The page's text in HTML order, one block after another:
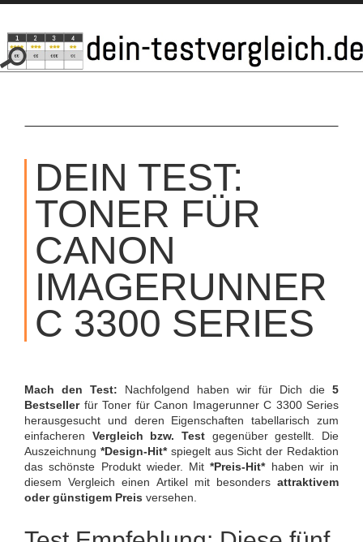
SKIP
CONTENT
DEIN TEST:
TONER FÜR
CANON
IMAGERUNNER
C 3300 SERIES
Mach den Test: Nachfolgend haben wir für Dich die 5
Bestsellerfür Toner für Canon Imagerunner C 3300 Series
herausgesucht und deren Eigenschaften tabellarisch zum
einfacheren Vergleich bzw. Test gegenüber gestellt. Die
Auszeichnung *Design-Hit*spiegelt aus Sicht der Redaktion
das schönste Produkt wieder. Mit*Preis-Hit*haben wir in
diesem Vergleich einen Artikel mit besonders attraktivem
oder günstigem Preis versehen.